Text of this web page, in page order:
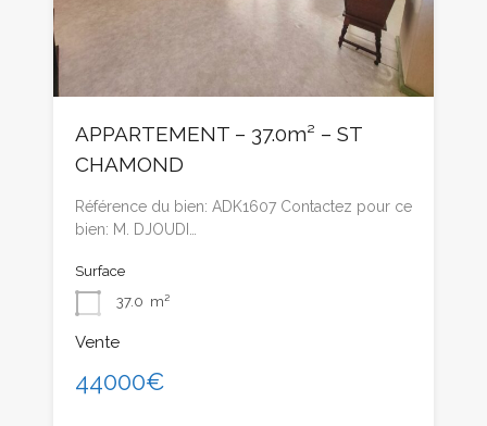
APPARTEMENT – 37.0m² – ST
CHAMOND
Référence du bien: ADK1607 Contactez pour ce
bien: M. DJOUDI…
Surface
37.0 m²
Vente
44000€